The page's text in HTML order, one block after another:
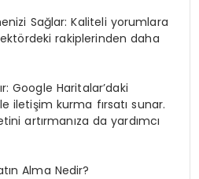
Sağlar: Kaliteli yorumlara
rakiplerinden daha
Google Haritalar’daki
iletişim kurma fırsatı sunar.
artırmanıza da yardımcı
Alma Nedir?